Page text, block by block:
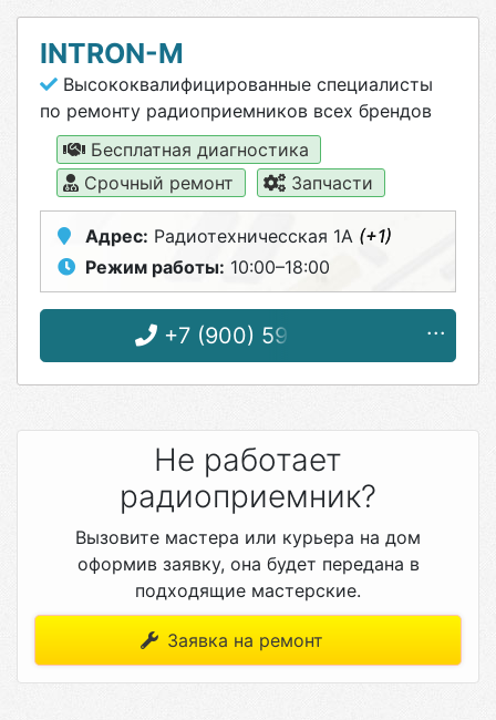
INTRON-M
Высококвалифицированные специалисты
по ремонту радиоприемников всех брендов
Бесплатная диагностика
Срочный ремонт
Запчасти
Адрес: Радиотехничесская 1А (+1)
Режим работы: 10:00–18:00
+7 (900) 591-14-11
Не работает
радиоприемник?
Вызовите мастера или курьера на дом
оформив заявку, она будет передана в
подходящие мастерские.
Заявка на ремонт